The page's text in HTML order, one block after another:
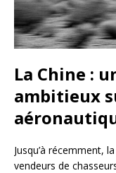
La Chine :
ambitieux
Jusqu’à récemment,
vendeurs de